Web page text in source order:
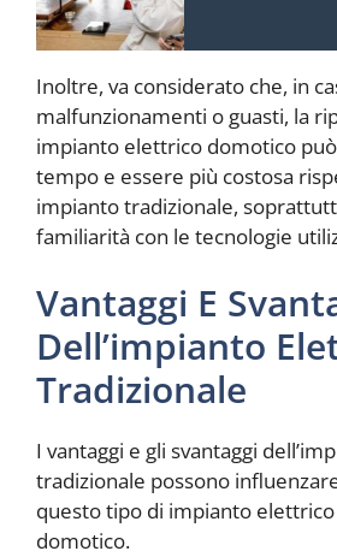
Inoltre, va considerato che, in
malfunzionamenti o guasti, la
impianto elettrico domotico
tempo e essere più costosa
impianto tradizionale,
familiarità con le tecnologie
Vantaggi E
Dell’impianto
Tradizionale
I vantaggi e gli svantaggi
tradizionale possono
questo tipo di impianto
domotico.